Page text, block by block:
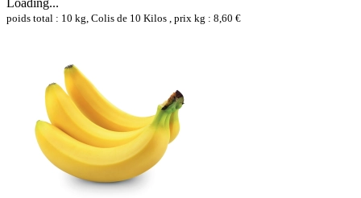
poids total : 10 kg, Colis de 10 Kilos , prix kg : 8,60 €